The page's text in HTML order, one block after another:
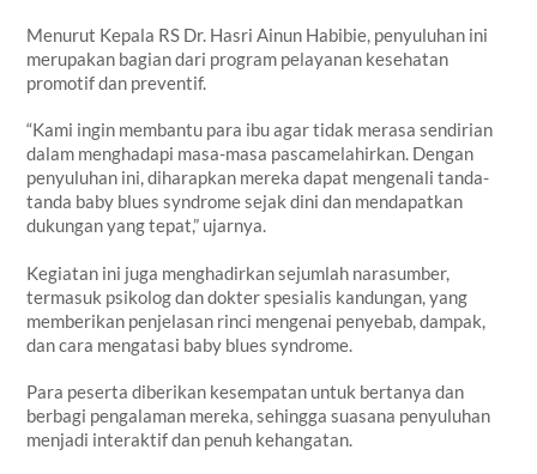
Menurut Kepala RS Dr. Hasri Ainun Habibie, penyuluhan ini
merupakan bagian dari program pelayanan kesehatan
promotif dan preventif.
“Kami ingin membantu para ibu agar tidak merasa sendirian
dalam menghadapi masa-masa pascamelahirkan. Dengan
penyuluhan ini, diharapkan mereka dapat mengenali tanda-
tanda baby blues syndromesejak dini dan mendapatkan
dukungan yang tepat,” ujarnya.
Kegiatan ini juga menghadirkan sejumlah narasumber,
termasuk psikolog dan dokter spesialis kandungan, yang
memberikan penjelasan rinci mengenai penyebab, dampak,
dan cara mengatasi baby blues syndrome.
Para peserta diberikan kesempatan untuk bertanya dan
berbagi pengalaman mereka, sehingga suasana penyuluhan
menjadi interaktif dan penuh kehangatan.